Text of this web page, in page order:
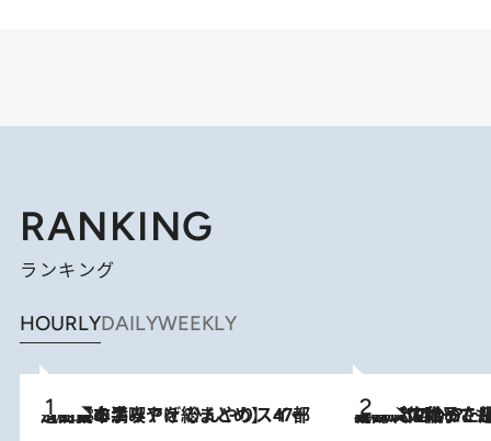
RANKING
ランキング
HOURLYDAILYWEEKLY
2026.8.5
【西日本エリアを総まとめ】 47都道府県の手みやげ ひんやりスイーツで夏を満喫 2026.8.5
【阿川佐和子さんの年とる力】なぜ70代で始めた趣味は“こんなに楽しい”のか？ ピアノ、俳句…スランプに陥っても続けられる“ある秘訣”とは